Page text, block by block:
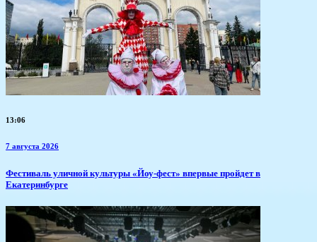
13:06
7 августа 2026
​Фестиваль уличной культуры «Йоу-фест» впервые пройдет в
Екатеринбурге